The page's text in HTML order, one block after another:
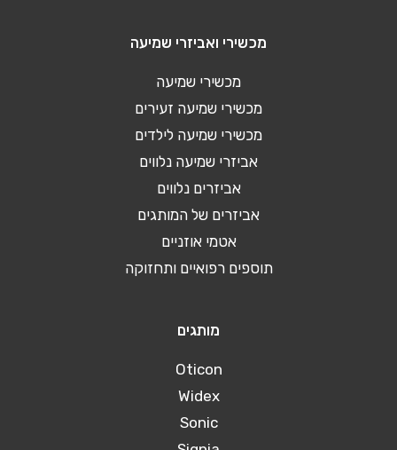
מכשירי ואביזרי שמיעה
מכשירי שמיעה
מכשירי שמיעה זעירים
מכשירי שמיעה לילדים
אביזרי שמיעה נלווים
אביזרים נלווים
אביזרים של המותגים
אטמי אוזניים
תוספים רפואיים ותחזוקה
מותגים
Oticon
Widex
Sonic